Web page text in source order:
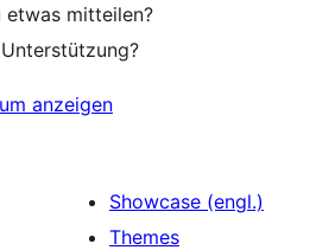
etwas mitteilen?
anzeigen
Showcase (engl.)
Themes